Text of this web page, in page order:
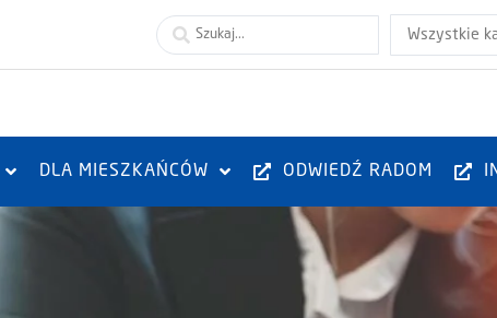
Wszystkie
DLA MIESZKAŃCÓW ODWIEDŹ RADOM